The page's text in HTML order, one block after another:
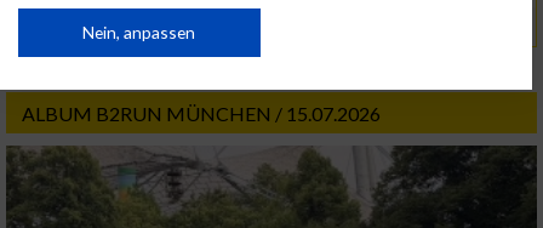
Friedrichsohn
ALBUM B2RUN MÜNCHEN / 15.07.2026
von Inhalten.
Daten können außerhalb der Europäischen Union weitergegeben und in die
Website/App.
Partnerliste anzeigen (1 IAB-Anbieter)
Wir nutzen Ihre Daten für folgende Zwecke:
IAB-Verarbeitungszwecke:
Nein, anpassen